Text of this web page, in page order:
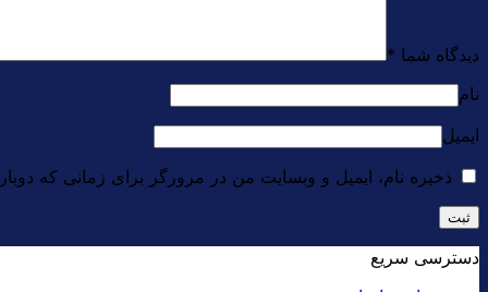
دیدگاه شما *
نام
ایمیل
ذخیره نام، ایمیل و وبسایت من در مرورگر برای زمانی که
دسترسی سریع